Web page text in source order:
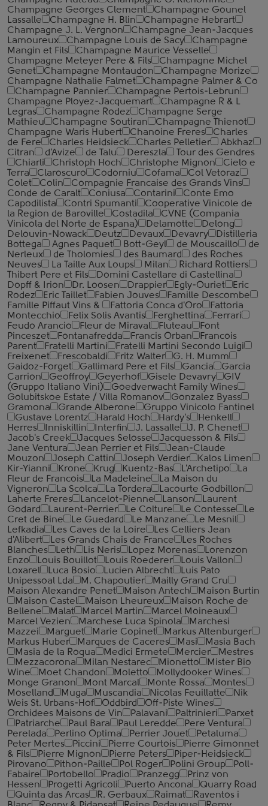
Champagne Georges Clement
Champagne Gounel
Lassalle
Champagne H. Blin
Champagne Hebrart
Champagne J. L. Vergnon
Champagne Jean-Jacques
Lamoureux
Champagne Louis de Sacy
Champagne
Mangin et Fils
Champagne Maurice Vesselle
Champagne Meteyer Pere & Fils
Champagne Michel
Genet
Champagne Montaudon
Champagne Morize
Champagne Nathalie Falmet
Champagne Palmer & Co
Champagne Pannier
Champagne Pertois-Lebrun
Champagne Ployez-Jacquemart
Champagne R & L
Legras
Champagne Rodez
Champagne Serge
Mathieu
Champagne Soutiran
Champagne Thienot
Champagne Waris Hubert
Chanoine Freres
Charles
de Fere
Charles Heidsieck Charles Pelletier
Abkhaz
Citran
d'Avize de Talu Dereszla
Tour des Gendres
Chiarli
Christoph Hoch Christophe Mignon
Cielo e
Terra
Claroscuro Codorniu Cofama
Col Vetoraz
Colet
Colin
Compagnie Francaise des Grands Vins
Conde de Caralt
Coniusa Contarini
Conte Emo
Capodilista
Contri Spumanti
Cooperative Vinicole de
la Region de Baroville
Costadila
CVNE (Compania
Vinicola del Norte de Espana)
Delamotte
Delong
Delouvin-Nowack
Deutz Devaux Devavry
Distilleria
Bottega
Agnes Paquet Bott-Geyl de Mouscaillo
de
Nerleux
de Tholomies des Baumard
des Roches
Neuves
La Taille Aux Loups Milan
Richard Rottiers
Thibert Pere et Fils
Domini Castellare di Castellina
Dopff & Irion
Dr. Loosen Drappier Egly-Ouriet
Eric
Rodez
Eric Taillet Fabien Jouves
Famille Descombe
Famille Piffaut Vins &
Fattoria Conca d'Oro
Fattoria
Montecchio
Felix Solis Avantis Ferghettina
Ferrari
Feudo Arancio
Fleur de Miraval Fluteau
Font
Pinceszet
Fontanafredda Francis Orban
Francois
Parent
Fratelli Martini
Fratelli Martini Secondo Luigi
Freixenet
Frescobaldi Fritz Walter
G. H. Mumm
Gaidoz-Forget
Gallimard Pere et Fils Gancia
Garcia
Carrion
Geoffroy Geyerhof Gisele Devavry
GIV
(Gruppo Italiano Vini)
Goedverwacht Family Wines
Golubitskoe Estate / Villa Romanov
Gonzalez Byass
Gramona
Grande Alberone
Gruppo Vinicolo Fantinel
Gustave Lorentz
Harald Hoch Hardy's
Henkell
Herres
Inniskillin Interfin J. Lassalle
J. P. Chenet
Jacob's Creek
Jacques Selosse
Jacquesson & Fils
Jane Ventura
Jean Perrier et Fils
Jean-Claude
Mouzon
Joseph Cattin Joseph Verdier
Kalos Limen
Kir-Yianni
Krone Krug Kuentz-Bas L'Archetipo
La
Fleur de Francois
La Madeleine
La Maison du
Vigneron
La Scolca La Tordera
Lacourte Godbillon
Laherte Freres
Lancelot-Pienne Lanson
Laurent
Godard
Laurent-Perrier Le Colture Le Contesse
Le
Cret de Bine
Le Guedard Le Manzane
Le Mesnil
Lefkadia
Les Caves de la Loire
Les Celliers Jean
d'Alibert
Les Grands Chais de France
Les Roches
Blanches
Leth Lis Neris Lopez Morenas
Lorenzon
Enzo
Louis Bouillot Louis Roederer
Louis Vallon
Loxarel
Luca Bosio Lucien Albrecht
Luis Pato
Unipessoal Lda
M. Chapoutier
Mailly Grand Cru
Maison Alexandre Penet
Maison Antech
Maison Burtin
Maison Castel
Maison Lheureux
Maison Roche de
Bellene
Malat Marcel Martin
Marcel Moineaux
Marcel Vezien
Marchese Luca Spinola
Marchesi
Mazzei
Marguet Marie Copinet
Markus Altenburger
Markus Huber
Marques de Caceres Masi
Masia Bach
Masia de la Roqua
Medici Ermete Mercier
Mestres
Mezzacorona
Milan Nestarec Mionetto
Mister Bio
Wine
Moet Chandon Moletto
Mollydooker Wines
Monge Granon
Mont Marcal Monte Rossa
Montes
Moselland
Muga Muscandia Nicolas Feuillatte
Nik
Weis St. Urbans-Hof
Oddbird
Off-Piste Wines
Orchidees Maisons de Vin
Palavani Paltrinieri
Parxet
Patriarche
Paul Bara Paul Leredde
Pere Ventura
Perelada
Perlino Optima Perrier Jouet
Petaluma
Peter Mertes
Piccini Pierre Courtois
Pierre Gimonnet
& Fils
Pierre Mignon Pierre Peters
Piper-Heidsieck
Pirovano
Pithon-Paille Pol Roger Polini Group
Poll-
Fabaire
Portobello Pradio Pranzegg
Prinz von
Hessen
Progetti Agricoli Puerto Ancona
Quarry Road
Quinta das Arcas
R. Gerbaux Raimat
Raventos i